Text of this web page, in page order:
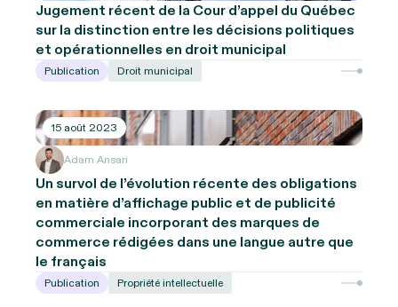
Jugement récent de la Cour d’appel du Québec
sur la distinction entre les décisions politiques
et opérationnelles en droit municipal
Publication Droit municipal
15 août 2023
Adam Ansari
Un survol de l’évolution récente des obligations
en matière d’affichage public et de publicité
commerciale incorporant des marques de
commerce rédigées dans une langue autre que
le français
Publication Propriété intellectuelle